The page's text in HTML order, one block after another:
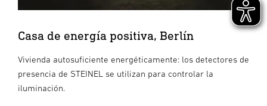
Casa de energía positiva, Berlín
Vivienda autosuficiente energéticamente: los detectores de
presencia de STEINEL se utilizan para controlar la
iluminación.